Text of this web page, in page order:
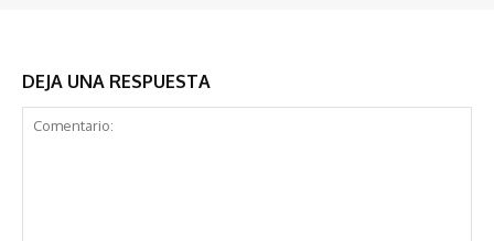
DEJA UNA RESPUESTA